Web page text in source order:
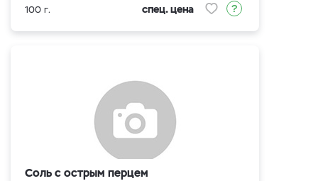
100 г. спец. цена
Соль с острым перцем